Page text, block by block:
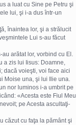
a luat cu Sine pe Petru şi
lui, şi i-a dus într-un
înaintea lor, şi a strălucit
Lui s-au făcut
arătat lor, vorbind cu El.
a zis lui Iisus: Doamne,
dacă voieşti, voi face aici
Moise una, şi lui Ilie una.
nor luminos i-a umbrit pe
«Acesta este Fiul Meu
pe Acesta ascultaţi-
căzut cu faţa la pământ şi